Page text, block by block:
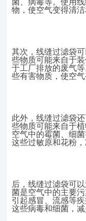
菌、病毒等。使用
物，使空气变得清洁
其次，线缝过滤袋
些物质可能来自于
于工厂排放的废气
些有害物质，使空气
此外，线缝过滤袋
些物质可能来自于
空气中的霉菌、细
这些过敏原和花粉
后，线缝过滤袋可
菌是空气中的主要
引起感冒、流感等
这些病毒和细菌，